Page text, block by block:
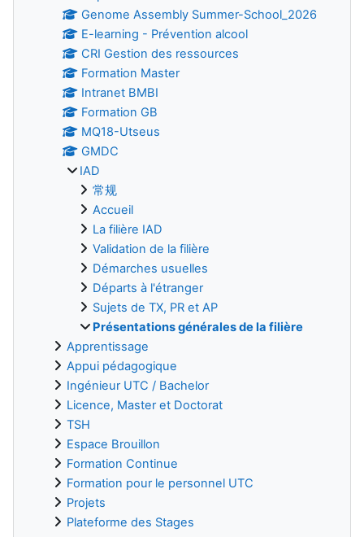
Genome Assembly Summer-School_2026
E-learning - Prévention alcool
CRI Gestion des ressources
Formation Master
Intranet BMBI
Formation GB
MQ18-Utseus
GMDC
IAD
常规
Accueil
La filière IAD
Validation de la filière
Démarches usuelles
Départs à l'étranger
Sujets de TX, PR et AP
Présentations générales de la filière
Apprentissage
Appui pédagogique
Ingénieur UTC / Bachelor
Licence, Master et Doctorat
TSH
Espace Brouillon
Formation Continue
Formation pour le personnel UTC
Projets
Plateforme des Stages